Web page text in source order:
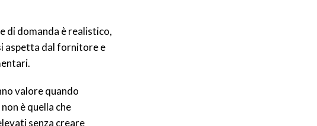
di domanda è realistico,
aspetta dal fornitore e
valore quando
è quella che
senza creare